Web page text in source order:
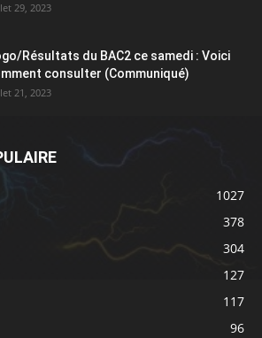
29, 2023
Résultats du BAC2 ce samedi : Voici
consulter (Communiqué)
21, 2023
1027
378
304
127
117
96